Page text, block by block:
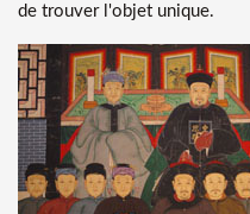
de trouver l'objet unique.